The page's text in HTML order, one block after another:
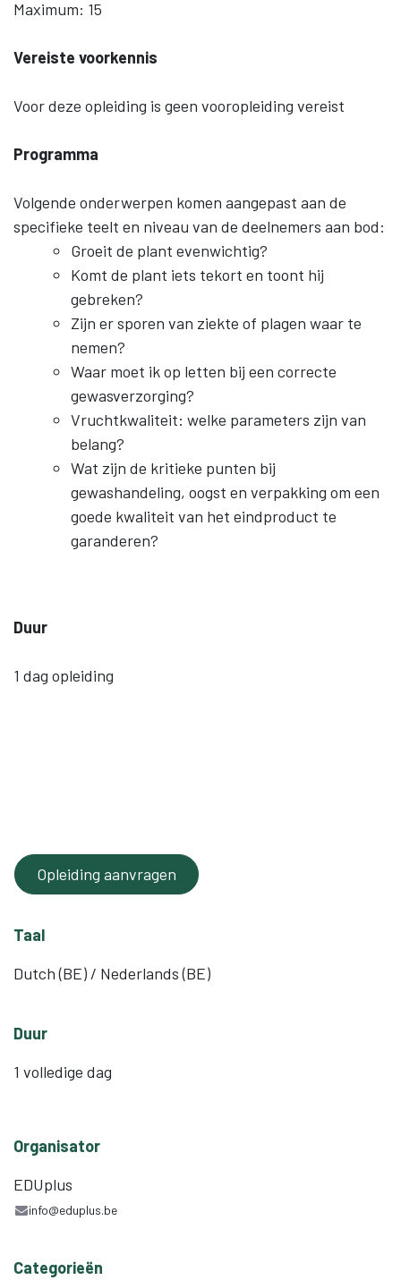
Maximum: 15
Vereiste voorkennis
Voor deze opleiding is geen vooropleiding vereist
Programma
Volgende onderwerpen komen aangepast aan de
specifieke teelt en niveau van de deelnemers aan bod:
Groeit de plant evenwichtig?
Komt de plant iets tekort en toont hij
gebreken?
Zijn er sporen van ziekte of plagen waar te
nemen?
Waar moet ik op letten bij een correcte
gewasverzorging?
Vruchtkwaliteit: welke parameters zijn van
belang?
Wat zijn de kritieke punten bij
gewashandeling, oogst en verpakking om een
goede kwaliteit van het eindproduct te
garanderen?
Duur
1 dag opleiding
Opleiding aanvragen
Taal
Dutch (BE) / Nederlands (BE)
Duur
1 volledige dag
Organisator
EDUplus
info@eduplus.be
Categorieën